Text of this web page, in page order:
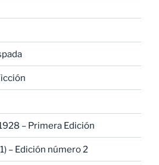
– Primera Edición
– Edición número 2